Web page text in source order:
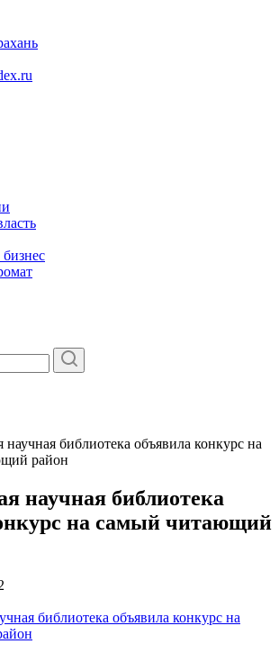
научная библиотека объявила конкурс на
район
научная библиотека
на самый читающий